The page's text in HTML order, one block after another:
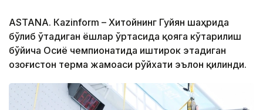
ASTANА. Кazinform – Хитойнинг Гуйян шаҳрида
бўлиб ўтадиган ёшлар ўртасида қояга кўтарилиш
бўйича Осиё чемпионатида иштирок этадиган
Қозоғистон терма жамоаси рўйхати эълон қилинди.